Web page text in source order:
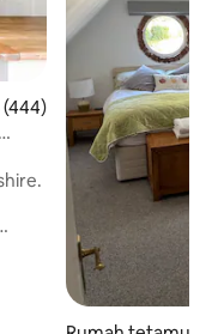
purata 4.96 daripada